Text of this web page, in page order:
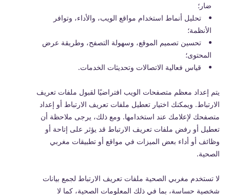
ضار؛
تحليل أنماط استخدام مواقع الويب، والأداء، وتوافر
الأنظمة؛
تحسين تصميم الموقع، وسهولة التصفح، وطريقة عرض
المحتوى؛
قياس فعالية الاتصالات وتحديثات الخدمات.
يتم إعداد معظم متصفحات الويب افتراضيًا لقبول ملفات تعريف
الارتباط. ويمكنك اختيار تعطيل ملفات تعريف الارتباط أو إعداد
متصفحك لإعلامك عند استخدامها. ومع ذلك، يرجى ملاحظة أن
تعطيل أو رفض ملفات تعريف الارتباط قد يؤثر على إتاحة أو
وظائف أو أداء بعض الميزات في مواقع أو تطبيقات مغربي
الصحية.
لا تستخدم مغربي الصحية ملفات تعريف الارتباط لجمع بيانات
شخصية حساسة، بما في ذلك المعلومات الصحية، كما لا